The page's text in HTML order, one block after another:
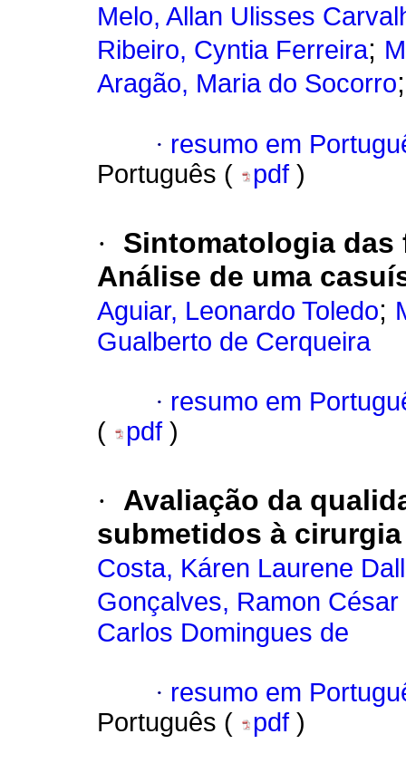
Melo, Allan Ulisses
Ribeiro, Cyntia Ferreira;
Aragão, Maria do Socorro
· resumo em
Português (
pdf )
·
Sintomatologia
Análise de uma
Aguiar, Leonardo Toledo;
Gualberto de Cerqueira
· resumo em
(
pdf )
·
Avaliação da
submetidos à
Costa, Káren Laurene
Gonçalves, Ramon
Carlos Domingues de
· resumo em
Português (
pdf )